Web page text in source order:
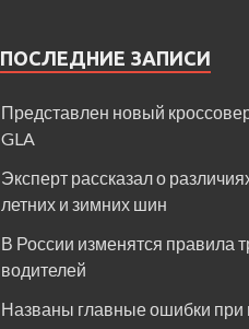
ПОСЛЕДНИЕ ЗАПИСИ
Представлен новый
GLA
Эксперт рассказал о
летних и зимних шин
В России изменятся правила
водителей
Названы главные ошибки при